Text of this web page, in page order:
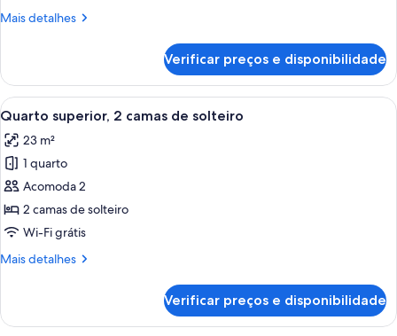
cama
Mais detalhes
Mais
superior,
cama
Verificar preços e disponibilidade
Carrega
todas
as
fotos
de
Quarto
superior,
camas
Quarto de hotel com duas camas,
7
Quarto superior, 2 camas de solteiro
23 m²
1 quarto
Acomoda 2
2 camas de solteiro
Wi-Fi grátis
Mais detalhes
Mais
superior,
Verificar preços e disponibilidade